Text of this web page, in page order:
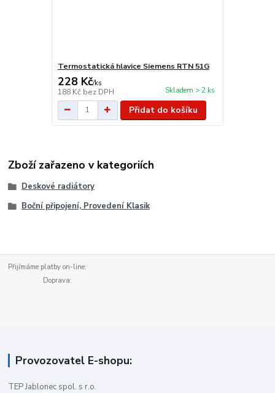
Termostatická hlavice Siemens RTN 51G
228 Kč/ks
188 Kč bez DPH Skladem > 2 ks
Přidat do košíku
Zboží zařazeno v kategoriích
Deskové radiátory
Boční připojení, Provedení Klasik
Přijímáme platby on-line:
Doprava:
Provozovatel E-shopu:
TEP Jablonec spol. s r.o.